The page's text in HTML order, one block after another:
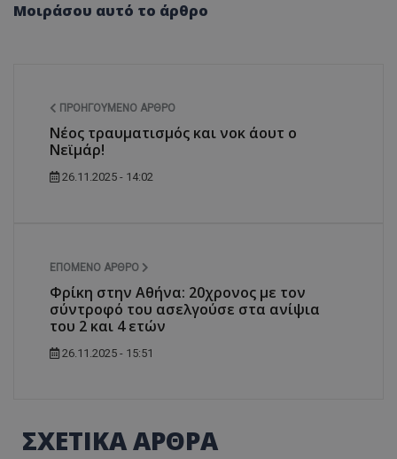
Μοιράσου αυτό το άρθρο
ΠΡΟΗΓΟΎΜΕΝΟ ΆΡΘΡΟ
Νέος τραυματισμός και νοκ άουτ ο
Νεϊμάρ!
26.11.2025 - 14:02
ΕΠΌΜΕΝΟ ΆΡΘΡΟ
Φρίκη στην Αθήνα: 20χρονος με τον
σύντροφό του ασελγούσε στα ανίψια
του 2 και 4 ετών
26.11.2025 - 15:51
ΣΧΕΤΙΚΑ ΑΡΘΡΑ